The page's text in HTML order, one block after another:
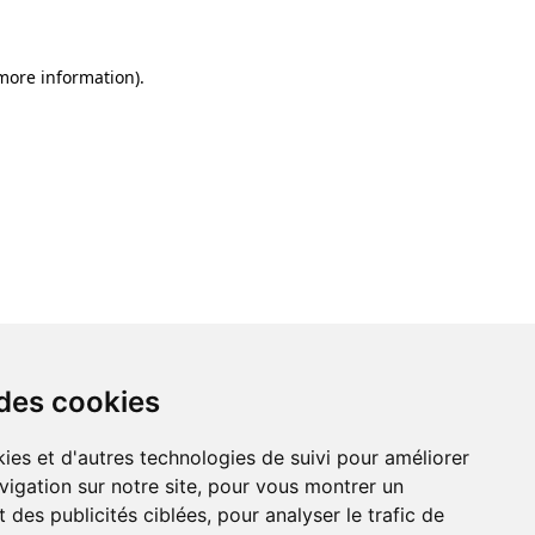
cookies
et d'autres technologies de suivi pour améliorer
sur notre site, pour vous montrer un
des publicités ciblées, pour analyser le trafic de
information).